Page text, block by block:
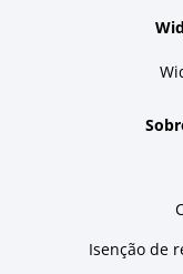
Isenção de